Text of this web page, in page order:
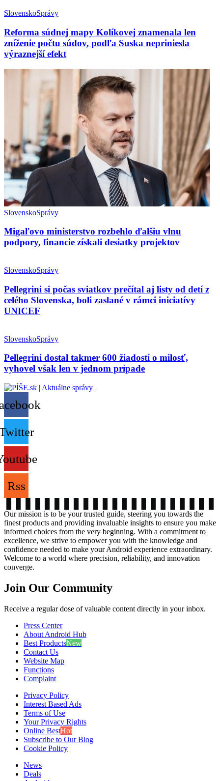
SlovenskoSprávy
Reforma súdnej mapy Kolíkovej znamenala len
zníženie počtu súdov, podľa Suska nepriniesla
výraznejší efekt
SlovenskoSprávy
Migaľovo ministerstvo rozbehlo ďalšiu vlnu
podpory, financie získali desiatky projektov
SlovenskoSprávy
Pellegrini si počas sviatkov prečítal aj listy od detí z
celého Slovenska, boli zaslané v rámci iniciatívy
UNICEF
SlovenskoSprávy
Pellegrini dostal takmer 600 žiadostí o milosť,
vyhovel však len v jednom prípade
Rss
Our mission is to be your trusted guide, steering you towards the
finest products and providing invaluable insights to ensure you make
informed choices from the very beginning. With a commitment to
excellence, we strive to empower you with the knowledge and
confidence needed to make your Android experience extraordinary.
Welcome to a world where precision, reliability, and innovation
converge.
Join Our Community
Receive a regular dose of valuable content directly in your inbox.
Press Center
About Android Hub
Best ProductsNew
Contact Us
Website Map
Functions
Complaint
Privacy Policy
Interest Based Ads
Terms of Use
Your Privacy Rights
Online BestHot
Subscribe to Our Blog
Cookie Policy
News
Deals